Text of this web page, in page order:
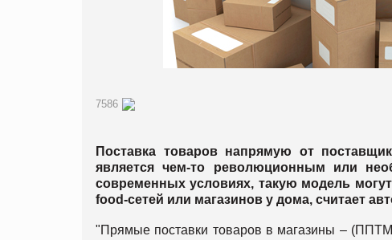
7586
Поставка товаров напрямую от
является чем-то революционным или
современных условиях, такую модель
food-сетей или магазинов у дома, считает
"Прямые поставки товаров в магазины –